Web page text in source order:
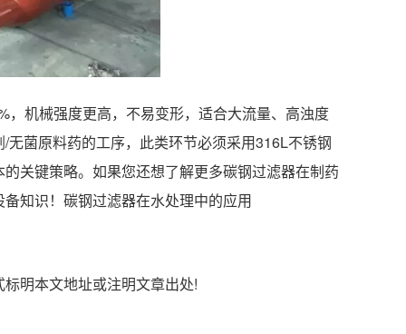
机械强度更高，不易变形，适合大流量、高浊度
菌原料药的工序，此类环节必须采用316L不锈钢
关键策略。如果您还想了解更多碳钢过滤器在制药
知识！碳钢过滤器在水处理中的应用
明本文地址或注明文章出处!